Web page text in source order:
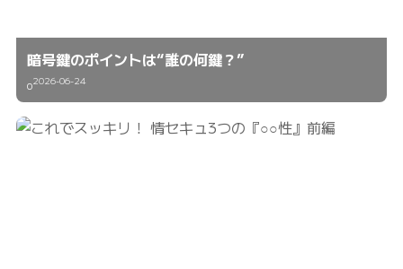
暗号鍵のポイントは“誰の何鍵？”
02026-06-24